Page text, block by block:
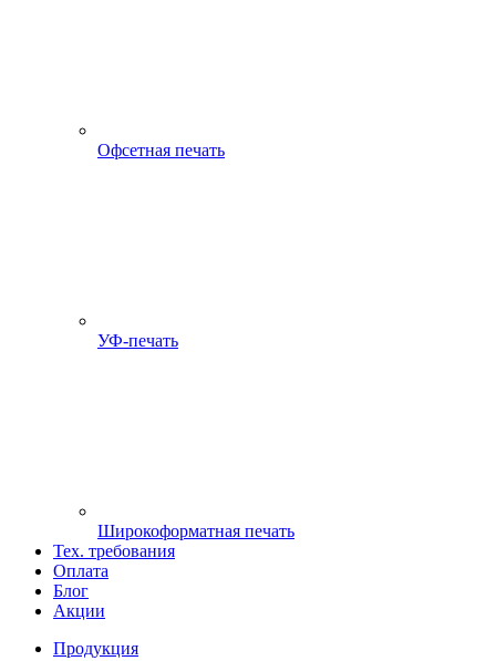
Офсетная печать
УФ-печать
Широкоформатная печать
Тех. требования
Оплата
Блог
Акции
Продукция